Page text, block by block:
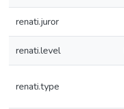
renati.juror
renati.level
renati.type